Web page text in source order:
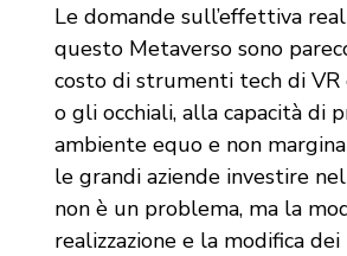
Le domande sull’effettiva
questo Metaverso sono
costo di strumenti tech di VR
o gli occhiali, alla capacità di
ambiente equo e non
le grandi aziende investire
non è un problema, ma la
realizzazione e la modifica dei